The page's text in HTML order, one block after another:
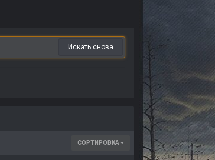
Искать снова
СОРТИРОВКА